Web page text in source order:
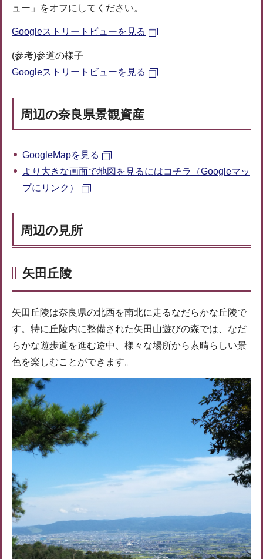
ュー」をオフにしてください。
Googleストリートビューを見る
(参考)参道の様子
Googleストリートビューを見る
周辺の奈良県景観資産
GoogleMapを見る
より大きな画面で地図を見るにはコチラ（Googleマッ
プにリンク）
周辺の見所
矢田丘陵
矢田丘陵は奈良県の北西を南北に走るなだらかな丘陵で
す。特に丘陵内に整備された矢田山遊びの森では、なだ
らかな遊歩道を進む途中、様々な場所から素晴らしい景
色を楽しむことができます。